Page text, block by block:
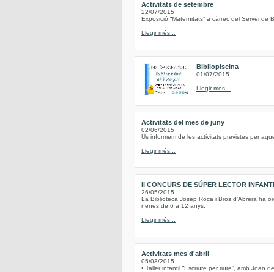
Activitats de setembre
22/07/2015
Exposició “Maternitats” a càrrec del Servei de
Llegir més...
Bibliopiscina
01/07/2015
Llegir més...
Activitats del mes de juny
02/06/2015
Us informem de les activitats previstes per
Llegir més...
II CONCURS DE SÚPER LECTOR
26/05/2015
La Biblioteca Josep Roca i Bros d’Abrera ha
nenes de 6 a 12 anys.
Llegir més...
Activitats mes d'abril
05/03/2015
• Taller infantil “Escriure per riure”, amb Joan